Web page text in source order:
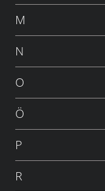
M
N
O
Ö
P
R